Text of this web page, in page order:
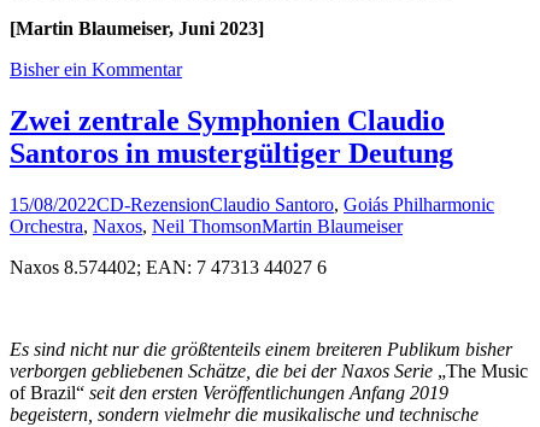
[Martin Blaumeiser, Juni 2023]
Bisher ein Kommentar
Zwei zentrale Symphonien Claudio
Santoros in mustergültiger Deutung
15/08/2022CD-RezensionClaudio Santoro, Goiás Philharmonic
Orchestra, Naxos, Neil ThomsonMartin Blaumeiser
Naxos 8.574402; EAN: 7 47313 44027 6
Es sind nicht nur die größtenteils einem breiteren Publikum bisher
verborgen gebliebenen Schätze, die bei der Naxos Serie „The Music
of Brazil“ seit den ersten Veröffentlichungen Anfang 2019
begeistern, sondern vielmehr die musikalische und technische